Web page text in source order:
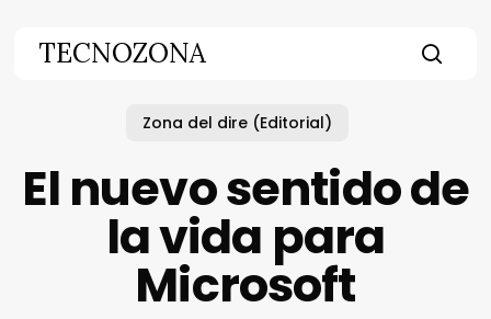
TECNOZONA
Zona del dire (Editorial)
El nuevo sentido de
la vida para
Microsoft